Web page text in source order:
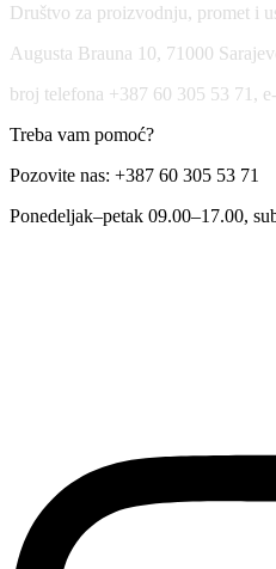
Društvo za proizvodnju, promet i
Augusta Brauna 10, 71000
broj telefona +387 60 305 53 71,
Treba vam pomoć?
Pozovite nas: +387 60 305 53 71
Ponedeljak–petak 09.00–17.00,